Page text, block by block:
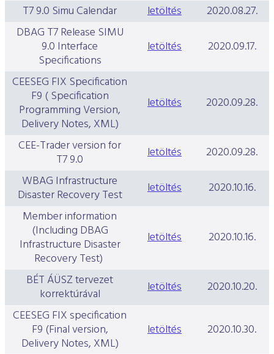
T7 9.0 Simu Calendar
letöltés
2020.08.27.
DBAG T7 Release SIMU
9.0 Interface
Specifications
letöltés
2020.09.17.
CEESEG FIX Specification
F9 ( Specification
Programming Version,
Delivery Notes, XML)
letöltés 2020.09.28.
CEE-Trader version for
T7 9.0 letöltés
2020.09.28.
WBAG Infrastructure
Disaster Recovery Test letöltés
2020.10.16.
Member information
(Including DBAG
Infrastructure Disaster
Recovery Test)
letöltés 2020.10.16.
BÉT ÁÜSZ tervezet
korrektúrával letöltés
2020.10.20.
CEESEG FIX specification
F9 (Final version,
Delivery Notes, XML)
letöltés
2020.10.30.